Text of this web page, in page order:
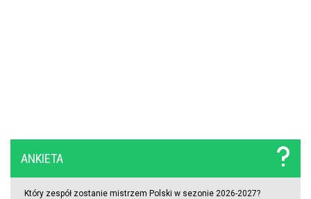
ANKIETA
Który zespół zostanie mistrzem Polski w sezonie 2026-2027?